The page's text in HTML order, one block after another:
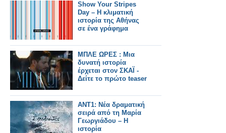
Show Your Stripes
Day – Η κλιματική
ιστορία της Αθήνας
σε ένα γράφημα
ΜΠΛΕ ΩΡΕΣ : Μια
δυνατή ιστορία
έρχεται στον ΣΚΑΪ -
Δείτε το πρώτο teaser
ANT1: Νέα δραματική
σειρά από τη Μαρία
Γεωργιάδου – Η
ιστορία